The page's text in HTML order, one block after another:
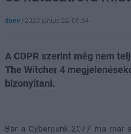
daev | 2026 június 22. 06:34
A CDPR szerint még nem
The Witcher 4
bizonyítani.
Bár a Cyberpunk 2077 ma már